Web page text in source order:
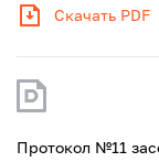
Скачать PDF
Протокол №11